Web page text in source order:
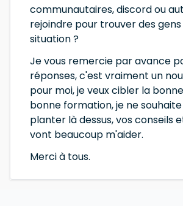
communautaires, discord ou
rejoindre pour trouver des
situation ?
Je vous remercie par avance
réponses, c'est vraiment un
pour moi, je veux cibler la
bonne formation, je ne
planter là dessus, vos conseils
vont beaucoup m'aider.
Merci à tous.